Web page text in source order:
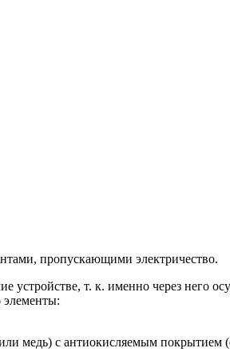
пропускающими электричество.
т. к. именно через него
элементы:
медь) с антиокисляемым покрытием